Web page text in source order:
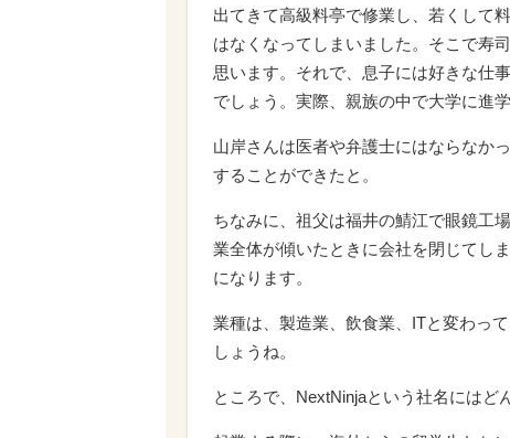
出てきて高級料亭で修業し、若くして
はなくなってしまいました。そこで寿
思います。それで、息子には好きな仕
でしょう。実際、親族の中で大学に進
山岸さんは医者や弁護士にはならなか
することができたと。
ちなみに、祖父は福井の鯖江で眼鏡工
業全体が傾いたときに会社を閉じてし
になります。
業種は、製造業、飲食業、ITと変わっ
しょうね。
ところで、NextNinjaという社名にはど